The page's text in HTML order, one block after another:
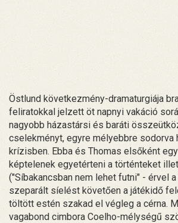
Östlund következmény-dramaturgiája
feliratokkal jelzett öt napnyi vakáció
nagyobb házastársi és baráti
cselekményt, egyre mélyebbre
krízisben. Ebba és Thomas elsőként
képtelenek egyetérteni a történteket
("Síbakancsban nem lehet futni" - érvel
szeparált síelést követően a játékidő
töltött estén szakad el végleg a cérna.
vagabond cimbora Coelho-mélységű